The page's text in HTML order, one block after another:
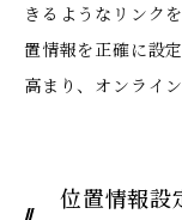
きるようなリンク
置情報を正確に設
高まり、オンライ
位置情報設